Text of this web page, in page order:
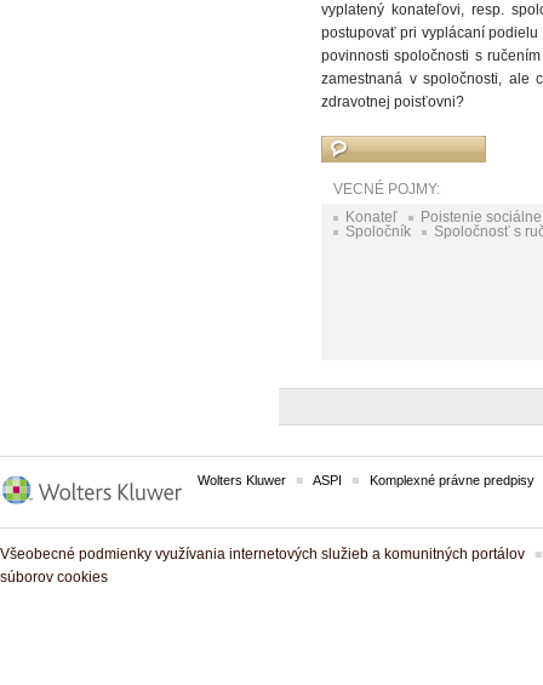
vyplatený konateľovi, resp.
postupovať pri vyplácaní podielu
povinnosti spoločnosti s
zamestnaná v spoločnosti, ale
zdravotnej poisťovni?
VECNÉ POJMY:
Konateľ
Poistenie sociálne
Spoločník
Spoločnosť s
Wolters Kluwer ASPI Komplexné právne predpisy
Všeobecné podmienky využívania internetových služieb a komunitných portálov
súborov cookies